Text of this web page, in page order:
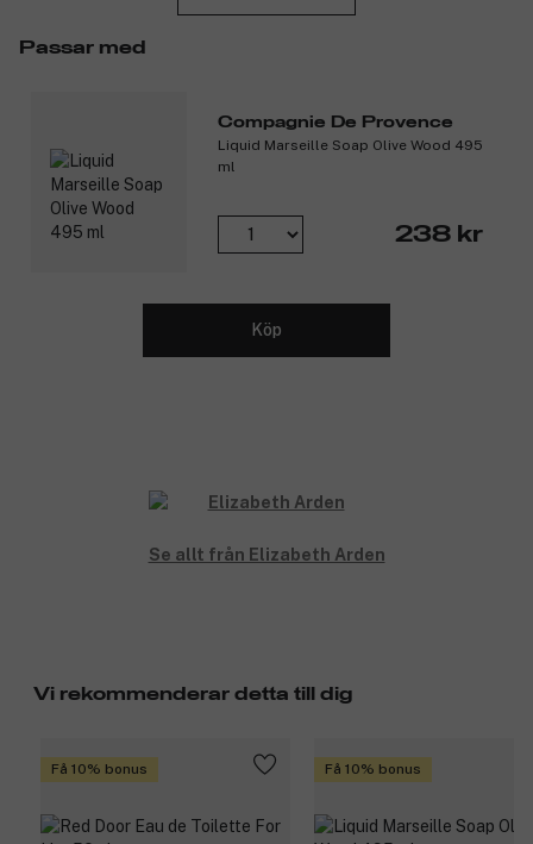
Passar med
Compagnie De Provence
Liquid Marseille Soap Olive Wood 495
ml
238 kr
Köp
Se allt från Elizabeth Arden
Vi rekommenderar detta till dig
Få 10% bonus Få 10% bonus